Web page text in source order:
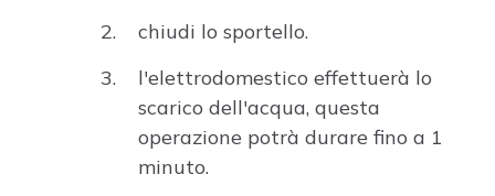
chiudi lo sportello.
l'elettrodomestico effettuerà lo
scarico dell'acqua, questa
operazione potrà durare fino a 1
minuto.